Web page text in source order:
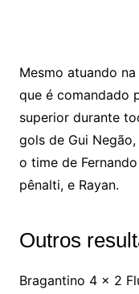
Mesmo atuando
que é comandado
superior durante
gols de Gui
o time de
pênalti, e Rayan.
Outros
Bragantino 4 x 2